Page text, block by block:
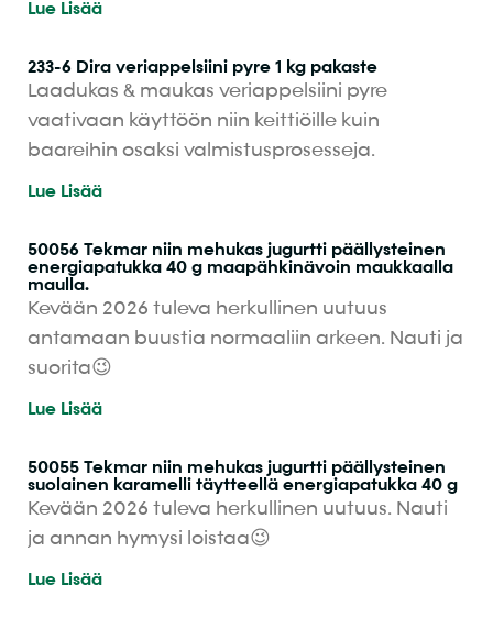
Lue Lisää
233-6 Dira veriappelsiini pyre 1 kg pakaste
Laadukas & maukas veriappelsiini pyre
vaativaan käyttöön niin keittiöille kuin
baareihin osaksi valmistusprosesseja.
Lue Lisää
50056 Tekmar niin mehukas jugurtti päällysteinen
energiapatukka 40 g maapähkinävoin maukkaalla
maulla.
Kevään 2026 tuleva herkullinen uutuus
antamaan buustia normaaliin arkeen. Nauti ja
suorita😉
Lue Lisää
50055 Tekmar niin mehukas jugurtti päällysteinen
suolainen karamelli täytteellä energiapatukka 40 g
Kevään 2026 tuleva herkullinen uutuus. Nauti
ja annan hymysi loistaa😉
Lue Lisää